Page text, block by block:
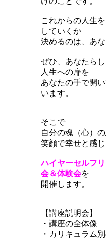
これからの人生
していくか
決めるのは、あな
ぜひ、あなたら
人生への扉を
あなたの手で開
います。
そこで
自分の魂（心）
笑顔で幸せと感
ハイヤーセルフ
会＆体験会を
開催します。
【講座説明会】
・講座の全体像
・カリキュラム